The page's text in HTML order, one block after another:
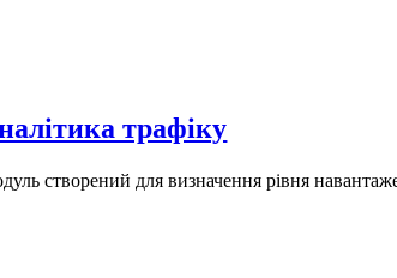
трафіку
створений для визначення рівня